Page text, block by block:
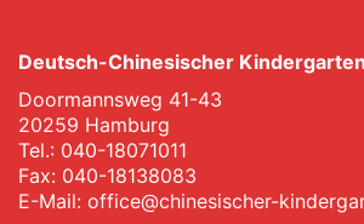
Deutsch-Chinesischer
Doormannsweg 41-43
20259 Hamburg
Tel.: 040-18071011
Fax: 040-18138083
E-Mail: office@chinesischer-